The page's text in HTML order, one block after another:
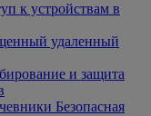
к устройствам в
удаленный
и защита
Безопасная